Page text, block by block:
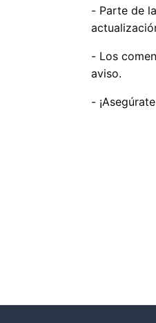
- Parte de
- Los
aviso.
-